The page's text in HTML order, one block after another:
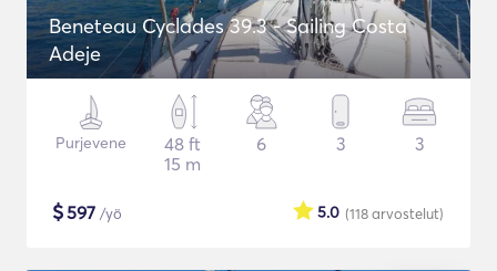
Beneteau Cyclades 39.3 - Sailing Costa
Adeje
Purjevene
48 ft
15 m
6 3 3
$597 /yö (118arvostelut)
5.0